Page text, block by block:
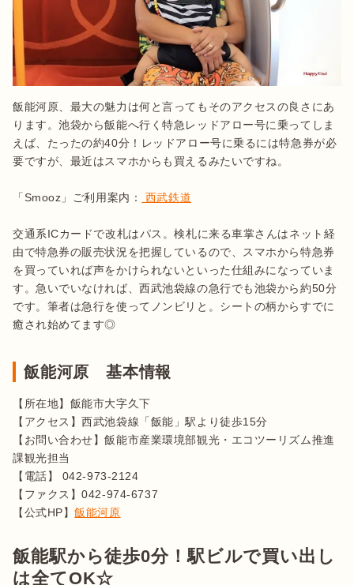
飯能河原、最大の魅力は何と言ってもそのアクセスの良さにあ
ります。池袋から飯能へ行く特急レッドアロー号に乗ってしま
えば、たったの約40分！レッドアロー号に乗るには特急券が必
要ですが、最近はスマホからも買えるみたいですね。
「Smooz」ご利用案内： 西武鉄道
交通系ICカードで改札はパス。検札に来る車掌さんはネット経
由で特急券の販売状況を把握しているので、スマホから特急券
を買っていれば声をかけられないといった仕組みになっていま
す。急いでいなければ、西武池袋線の急行でも池袋から約50分
です。筆者は急行を使ってノンビリと。シートの柄からすでに
癒され始めてます◎
飯能河原 基本情報
【所在地】飯能市大字久下
【アクセス】西武池袋線「飯能」駅より徒歩15分
【お問い合わせ】飯能市産業環境部観光・エコツーリズム推進
課観光担当
【電話】 042-973-2124
【ファクス】042-974-6737
【公式HP】飯能河原
飯能駅から徒歩0分！駅ビルで買い出し
は全てOK☆